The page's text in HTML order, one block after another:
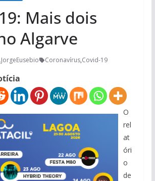
Mais dois
Algarve
JorgeEusebio Coronavírus,Covid-19
O
rel
at
óri
o
de